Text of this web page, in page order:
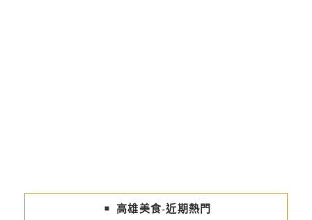
高雄美食-近期熱門